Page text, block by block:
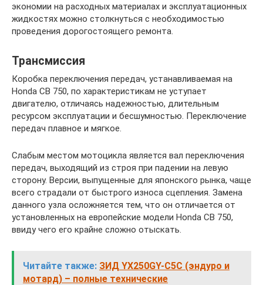
экономии на расходных материалах и эксплуатационных
жидкостях можно столкнуться с необходимостью
проведения дорогостоящего ремонта.
Трансмиссия
Коробка переключения передач, устанавливаемая на
Honda CB 750, по характеристикам не уступает
двигателю, отличаясь надежностью, длительным
ресурсом эксплуатации и бесшумностью. Переключение
передач плавное и мягкое.
Слабым местом мотоцикла является вал переключения
передач, выходящий из строя при падении на левую
сторону. Версии, выпущенные для японского рынка, чаще
всего страдали от быстрого износа сцепления. Замена
данного узла осложняется тем, что он отличается от
установленных на европейские модели Honda CB 750,
ввиду чего его крайне сложно отыскать.
Читайте также: ЗИД YX250GY-C5C (эндуро и
мотард) – полные технические